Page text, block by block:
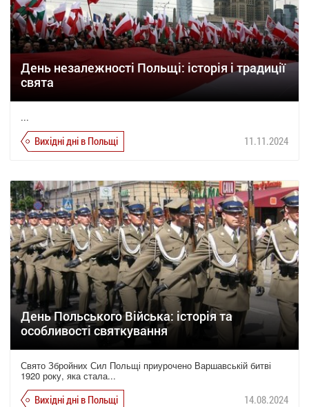
День незалежності Польщі: історія і традиції
свята
...
Вихідні дні в Польщі 11.11.2024
День Польського Війська: історія та
особливості святкування
Свято Збройних Сил Польщі приурочено Варшавській битві
1920 року, яка стала...
Вихідні дні в Польщі 14.08.2024